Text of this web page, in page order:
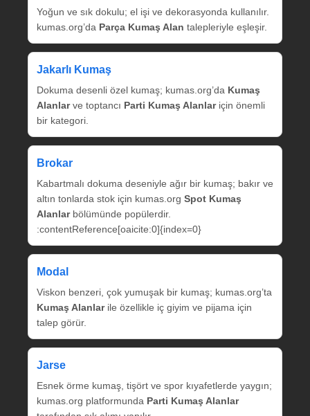
Yoğun ve sık dokulu; el işi ve dekorasyonda kullanılır.
kumas.org’da Parça Kumaş Alan talepleriyle eşleşir.
Jakarlı Kumaş
Dokuma desenli özel kumaş; kumas.org’da Kumaş
Alanlarve toptancı Parti Kumaş Alanlariçin önemli
bir kategori.
Brokar
Kabartmalı dokuma deseniyle ağır bir kumaş; bakır ve
altın tonlarda stok için kumas.org Spot Kumaş
Alanlarbölümünde popülerdir.
:contentReference[oaicite:0]{index=0}
Modal
Viskon benzeri, çok yumuşak bir kumaş; kumas.org’ta
Kumaş Alanlarile özellikle iç giyim ve pijama için
talep görür.
Jarse
Esnek örme kumaş, tişört ve spor kıyafetlerde yaygın;
kumas.org platformunda Parti Kumaş Alanlar